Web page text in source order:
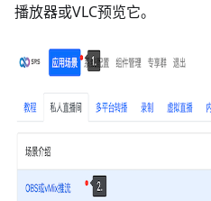
播放器或VLC预览它。